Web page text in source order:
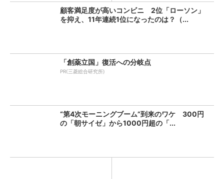
顧客満足度が高いコンビニ 2位「ローソン」
を抑え、11年連続1位になったのは？（...
「創薬立国」復活への分岐点
PR(三菱総合研究所)
“第4次モーニングブーム”到来のワケ 300円
の「朝サイゼ」から1000円超の「...